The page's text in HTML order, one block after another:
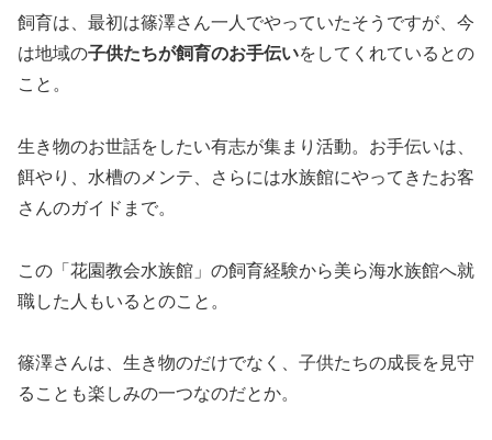
飼育は、最初は篠澤さん一人でやっていたそうですが、今
は地域の子供たちが飼育のお手伝いをしてくれているとの
こと。
生き物のお世話をしたい有志が集まり活動。お手伝いは、
餌やり、水槽のメンテ、さらには水族館にやってきたお客
さんのガイドまで。
この「花園教会水族館」の飼育経験から美ら海水族館へ就
職した人もいるとのこと。
篠澤さんは、生き物のだけでなく、子供たちの成長を見守
ることも楽しみの一つなのだとか。